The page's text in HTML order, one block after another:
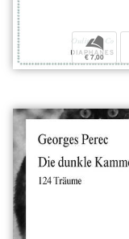
b
€ 7,00